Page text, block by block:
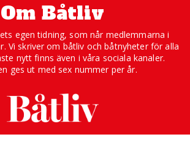
Om Båtliv
egen tidning, som når medlemmarna i
Vi skriver om båtliv och båtnyheter för alla
nytt finns även i våra sociala kanaler.
ges ut med sex nummer per år.